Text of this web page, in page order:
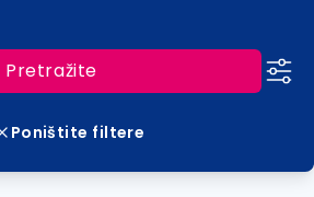
Pretražite
Poništite filtere